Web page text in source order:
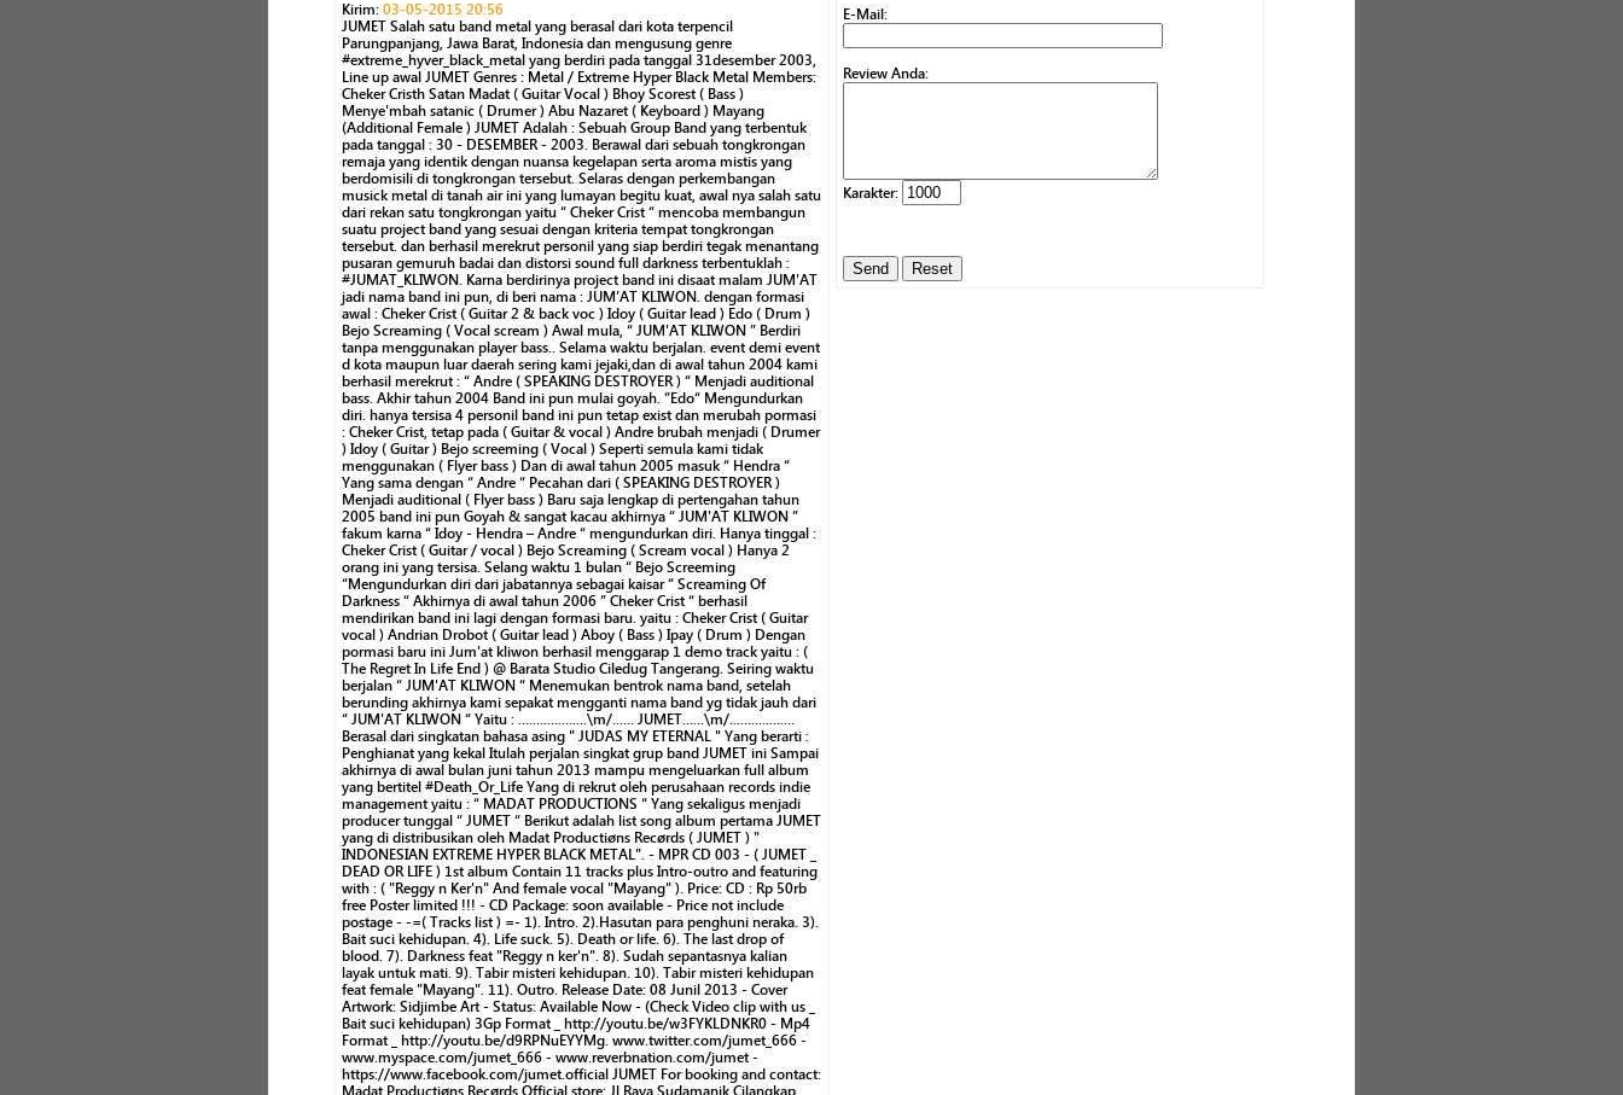
Kirim: 03-05-2015 20:56
JUMET Salah satu band metal yang berasal dari kota terpencil
Parungpanjang, Jawa Barat, Indonesia dan mengusung genre
#extreme_hyver_black_metal yang berdiri pada tanggal 31desember 2003,
Line up awal JUMET Genres : Metal / Extreme Hyper Black Metal Members:
Cheker Cristh Satan Madat ( Guitar Vocal ) Bhoy Scorest ( Bass )
Menye'mbah satanic ( Drumer ) Abu Nazaret ( Keyboard ) Mayang
(Additional Female ) JUMET Adalah : Sebuah Group Band yang terbentuk
pada tanggal : 30 - DESEMBER - 2003. Berawal dari sebuah tongkrongan
remaja yang identik dengan nuansa kegelapan serta aroma mistis yang
berdomisili di tongkrongan tersebut. Selaras dengan perkembangan
musick metal di tanah air ini yang lumayan begitu kuat, awal nya salah satu
dari rekan satu tongkrongan yaitu “ Cheker Crist “ mencoba membangun
suatu project band yang sesuai dengan kriteria tempat tongkrongan
tersebut. dan berhasil merekrut personil yang siap berdiri tegak menantang
pusaran gemuruh badai dan distorsi sound full darkness terbentuklah :
#JUMAT_KLIWON. Karna berdirinya project band ini disaat malam JUM'AT
jadi nama band ini pun, di beri nama : JUM’AT KLIWON. dengan formasi
awal : Cheker Crist ( Guitar 2 & back voc ) Idoy ( Guitar lead ) Edo ( Drum )
Bejo Screaming ( Vocal scream ) Awal mula, “ JUM'AT KLIWON ” Berdiri
tanpa menggunakan player bass.. Selama waktu berjalan. event demi event
d kota maupun luar daerah sering kami jejaki,dan di awal tahun 2004 kami
berhasil merekrut : “ Andre ( SPEAKING DESTROYER ) “ Menjadi auditional
bass. Akhir tahun 2004 Band ini pun mulai goyah. ”Edo“ Mengundurkan
diri. hanya tersisa 4 personil band ini pun tetap exist dan merubah pormasi
: Cheker Crist, tetap pada ( Guitar & vocal ) Andre brubah menjadi ( Drumer
) Idoy ( Guitar ) Bejo screeming ( Vocal ) Seperti semula kami tidak
menggunakan ( Flyer bass ) Dan di awal tahun 2005 masuk “ Hendra “
Yang sama dengan “ Andre “ Pecahan dari ( SPEAKING DESTROYER )
Menjadi auditional ( Flyer bass ) Baru saja lengkap di pertengahan tahun
2005 band ini pun Goyah & sangat kacau akhirnya “ JUM'AT KLIWON ”
fakum karna “ Idoy - Hendra – Andre “ mengundurkan diri. Hanya tinggal :
Cheker Crist ( Guitar / vocal ) Bejo Screaming ( Scream vocal ) Hanya 2
orang ini yang tersisa. Selang waktu 1 bulan “ Bejo Screeming
“Mengundurkan diri dari jabatannya sebagai kaisar “ Screaming Of
Darkness “ Akhirnya di awal tahun 2006 ” Cheker Crist “ berhasil
mendirikan band ini lagi dengan formasi baru. yaitu : Cheker Crist ( Guitar
vocal ) Andrian Drobot ( Guitar lead ) Aboy ( Bass ) Ipay ( Drum ) Dengan
pormasi baru ini Jum'at kliwon berhasil menggarap 1 demo track yaitu : (
The Regret In Life End ) @ Barata Studio Ciledug Tangerang. Seiring waktu
berjalan “ JUM'AT KLIWON “ Menemukan bentrok nama band, setelah
berunding akhirnya kami sepakat mengganti nama band yg tidak jauh dari
“ JUM'AT KLIWON “ Yaitu : ...................\m/...... JUMET......\m/..................
Berasal dari singkatan bahasa asing " JUDAS MY ETERNAL " Yang berarti :
Penghianat yang kekal Itulah perjalan singkat grup band JUMET ini Sampai
akhirnya di awal bulan juni tahun 2013 mampu mengeluarkan full album
yang bertitel #Death_Or_Life Yang di rekrut oleh perusahaan records indie
management yaitu : “ MADAT PRODUCTIONS “ Yang sekaligus menjadi
producer tunggal “ JUMET “ Berikut adalah list song album pertama JUMET
yang di distribusikan oleh Madat Productiøns Recørds ( JUMET ) "
INDONESIAN EXTREME HYPER BLACK METAL". - MPR CD 003 - ( JUMET _
DEAD OR LIFE ) 1st album Contain 11 tracks plus Intro-outro and featuring
with : ( "Reggy n Ker'n" And female vocal "Mayang" ). Price: CD : Rp 50rb
free Poster limited !!! - CD Package: soon available - Price not include
postage - -=( Tracks list ) =- 1). Intro. 2).Hasutan para penghuni neraka. 3).
Bait suci kehidupan. 4). Life suck. 5). Death or life. 6). The last drop of
blood. 7). Darkness feat "Reggy n ker'n". 8). Sudah sepantasnya kalian
layak untuk mati. 9). Tabir misteri kehidupan. 10). Tabir misteri kehidupan
feat female "Mayang". 11). Outro. Release Date: 08 Junil 2013 - Cover
Artwork: Sidjimbe Art - Status: Available Now - (Check Video clip with us _
Bait suci kehidupan) 3Gp Format _ http://youtu.be/w3FYKLDNKR0 - Mp4
Format _ http://youtu.be/d9RPNuEYYMg. www.twitter.com/jumet_666 -
www.myspace.com/jumet_666 - www.reverbnation.com/jumet -
https://www.facebook.com/jumet.official JUMET For booking and contact:
Madat Productiøns Recørds Official store: Jl.Raya Sudamanik Cilangkap
E-Mail:
Review Anda:
Karakter: